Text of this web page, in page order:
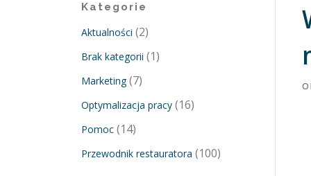
Kategorie
Aktualności (2)
Brak kategorii (1)
Marketing(7)
Optymalizacja pracy (16)
Pomoc (14)
Przewodnik restauratora (100)